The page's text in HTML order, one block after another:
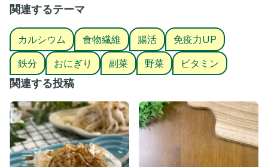
3️⃣ 調味料・すりごまを入れ弱火で汁気を飛ばす
4️⃣ 火を止め、おかかを混ぜたら完成！
👉💡ここがポイント
・最初は中火で水分をしっかり飛ばす
・調味料を入れたら焦げやすいので弱火にする
・おにぎりにすると、食べやすい
・風邪の時は、お粥にいれても◎
┈┈┈┈┈┈┈┈┈┈┈┈
【ふりかけの健康効果】
このふりかけは、骨・免疫・腸・美容に
しっかり働きます💪✨
🦴 骨・歯の健康サポート
大根葉＆桜えびのカルシウムが豊富で、
骨粗しょう症予防にも◎
関連するテーマ
カルシウム 食物繊維 腸活
免疫力UP
鉄分
おにぎり 副菜 野菜 ビタミン
関連する投稿